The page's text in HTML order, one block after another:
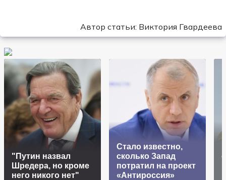
Автор статьи: Виктория Гвардеева
"Путин назвал
Шредера, но кроме
него никого нет"
Стало известно,
сколько Запад
потратил на проект
«Антироссия»